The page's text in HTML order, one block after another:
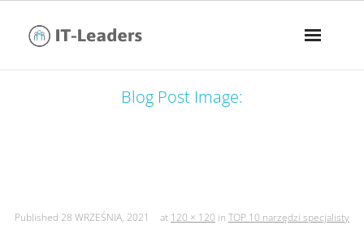
Blog Post Image:
Published 28 WRZEŚNIA, 2021 at 120 × 120 in TOP 10 narzędzi specjalisty